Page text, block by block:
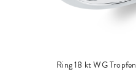
Ring 18 kt WG Tropfen